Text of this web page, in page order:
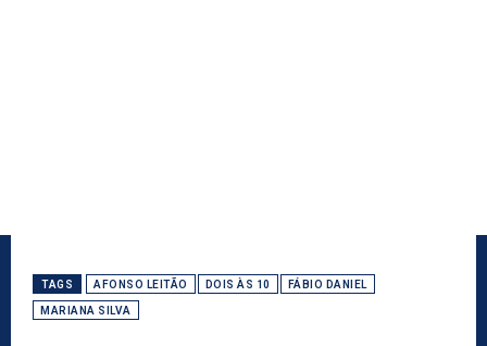
TAGS AFONSO LEITÃO DOIS ÀS 10 FÁBIO DANIEL
MARIANA SILVA